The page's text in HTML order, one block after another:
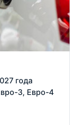
года
3, Евро-4